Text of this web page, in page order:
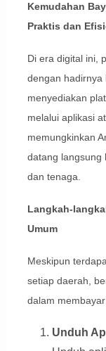
Kemudahan
Praktis dan
Di era digital ini,
dengan hadirnya
menyediakan
melalui aplikasi
memungkinkan
datang langsung
dan tenaga.
Langkah-
Umum
Meskipun
setiap daerah,
dalam
Unduh